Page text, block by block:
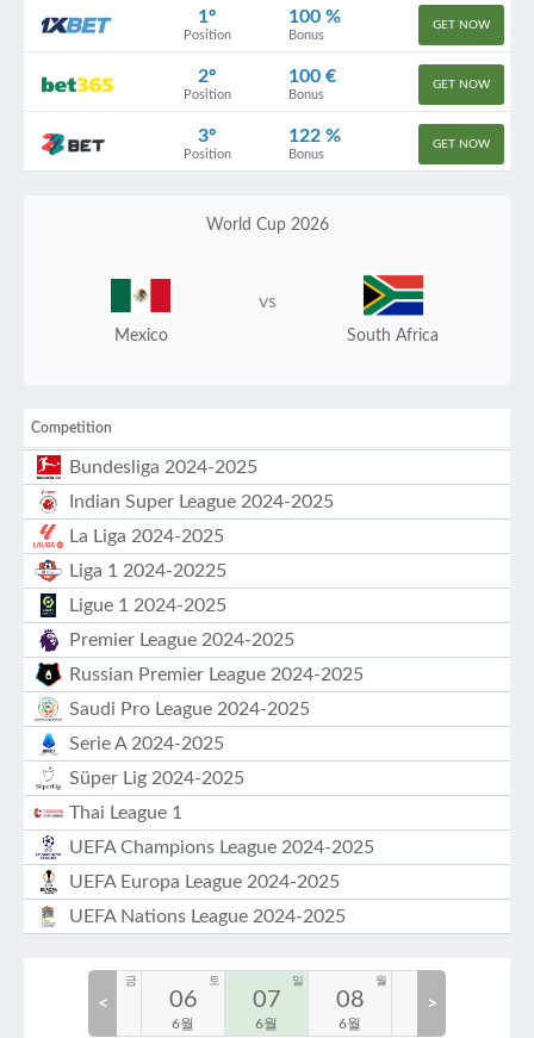
1º
Position
100 %
Bonus
GET NOW
2º
Position
100 €
Bonus
GET NOW
3º
Position
122 %
Bonus
GET NOW
World Cup 2026
Mexico
vs
South Africa
Competition
Bundesliga 2024-2025
Indian Super League 2024-2025
La Liga 2024-2025
Liga 1 2024-20225
Ligue 1 2024-2025
Premier League 2024-2025
Russian Premier League 2024-2025
Saudi Pro League 2024-2025
Serie A 2024-2025
Süper Lig 2024-2025
Thai League 1
UEFA Champions League 2024-2025
UEFA Europa League 2024-2025
UEFA Nations League 2024-2025
05
금
06
6월
토
07
6월
일
08
6월
월
09
< >